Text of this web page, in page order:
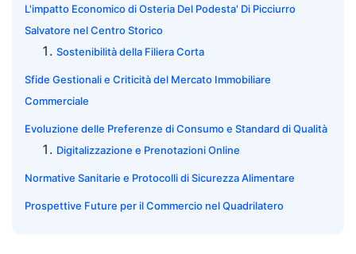
L'impatto Economico di Osteria Del Podesta' Di Picciurro
Salvatore nel Centro Storico
Sostenibilità della Filiera Corta
Sfide Gestionali e Criticità del Mercato Immobiliare
Commerciale
Evoluzione delle Preferenze di Consumo e Standard di Qualità
Digitalizzazione e Prenotazioni Online
Normative Sanitarie e Protocolli di Sicurezza Alimentare
Prospettive Future per il Commercio nel Quadrilatero